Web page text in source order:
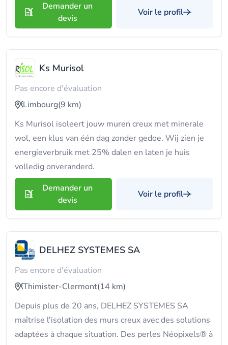
Demander un
devis
Voir le profil
Ks Murisol
Pas encore d'évaluation
Limbourg(9 km)
Ks Murisol isoleert jouw muren creux met minerale
wol, een klus van één dag zonder gedoe. Wij zien je
energieverbruik met 25% dalen en laten je huis
volledig onveranderd.
Demander un
devis
Voir le profil
DELHEZ SYSTEMES SA
Pas encore d'évaluation
Thimister-Clermont(14 km)
Depuis plus de 20 ans, DELHEZ SYSTEMES SA
maîtrise l'isolation des murs creux avec des solutions
adaptées à chaque situation. Des perles Néopixels® à